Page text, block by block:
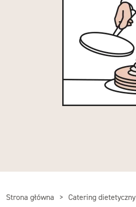
Strona główna Catering dietetyczny